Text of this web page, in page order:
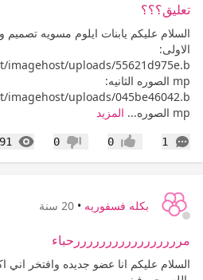
تعليق؟؟؟
السلام عليكم يابنات ايلوم مسويه
الاولى:
uploads/55621d975e.b
mp الصوره الثانيه:
uploads/045be46042.b
mp الصوره...
المزيد
1
التعليقات إعجاب0 عدم إعجاب
0
بكله فسفوريه • 20 سنة
مرررررررررررررررررحباء
السلام عليكم انا عضو جديده وافتخر